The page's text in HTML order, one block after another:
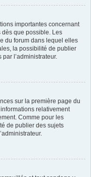
importantes concernant
dès que possible. Les
du forum dans lequel elles
la possibilité de publier
l’administrateur.
sur la première page du
relativement
Comme pour les
de publier des sujets